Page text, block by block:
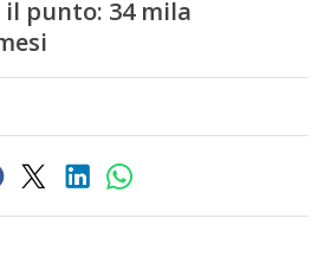
il punto: 34 mila